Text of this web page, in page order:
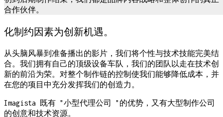
合作伙伴。
化制约因素为创新机遇。
从头脑风暴到准备播出的影片，我们将个性与技术技能完美结
合。我们拥有自己的顶级设备车队，我们的团队以走在技术创
新的前沿为荣。对整个制作链的控制使我们能够降低成本，并
在您的项目中充分发挥我们的创造力。
Imagista 既有 "小型代理公司 "的优势，又有大型制作公司
的创意和技术资源。